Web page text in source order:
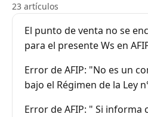
23 artículos
El punto de venta no se
para el presente Ws en
Error de AFIP: "No es un
bajo el Régimen de la Ley
Error de AFIP: " Si